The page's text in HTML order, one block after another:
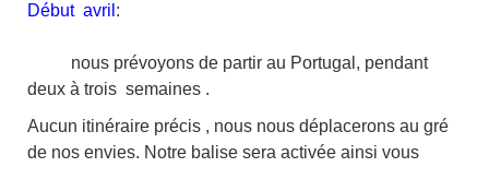
Début avril :
nous prévoyons de partir au Portugal, pendant
deux à trois semaines .
Aucun itinéraire précis , nous nous déplacerons au gré
de nos envies. Notre balise sera activée ainsi vous